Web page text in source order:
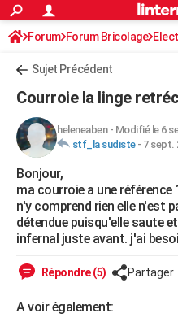
ACTUALITÉS
Politique
Société
Faits Divers
Education
Monde
Villes
+
FINANCE
Retraite
Impôts
Epargne
Immobilier
Risques naturels par ville
Banque
Assurance
Crédit
AUTO
Essais
Réserver un essai
Citadines
Berlines
SUV
Forum auto
+HIGH-TECH
Mobiles
Meilleur smartphone
Internet
Ordinateurs
Jeux vidéo
Guide high-tech
+BRICOLAGE
Forum
Aménagement intérieur
Extérieur
Cuisine
Salle de bains
Jardinage
Rangement
Guides de France
Escapades
Patrimoine
Expositions
Musées
Week-end nature
Art de vivre
Bien-être
Loisirs
Mode
Modes de vie
Forum Forum Bricolage
Sujet Précédent
Courroie la linge
heleneaben- Modifié le 6
stf_la sudiste- 7 sept.
Bonjour,
ma courroie a une référence
n'y comprend rien elle n'est
détendue puisqu'elle saute
infernal juste avant. j'ai
Répondre (5) Partager
A voir également: